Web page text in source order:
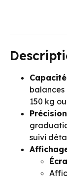
150 kg
suivi